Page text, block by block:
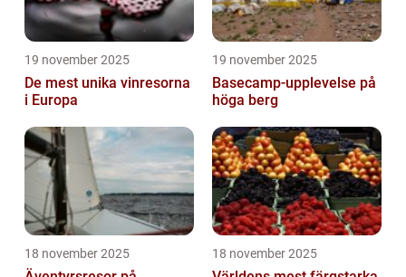
19 november 2025
De mest unika vinresorna
i Europa
19 november 2025
Basecamp-upplevelse på
höga berg
18 november 2025 18 november 2025